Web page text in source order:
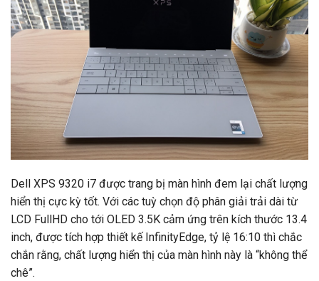
Dell XPS 9320 i7 được trang bị màn hình đem lại chất lượng
hiển thị cực kỳ tốt. Với các tuỳ chọn độ phân giải trải dài từ
LCD FullHD cho tới OLED 3.5K cảm ứng trên kích thước 13.4
inch, được tích hợp thiết kế InfinityEdge, tỷ lệ 16:10 thì chắc
chắn rằng, chất lượng hiển thị của màn hình này là “không thể
chê”.